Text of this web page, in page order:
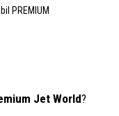
PREMIUM
Jet World?